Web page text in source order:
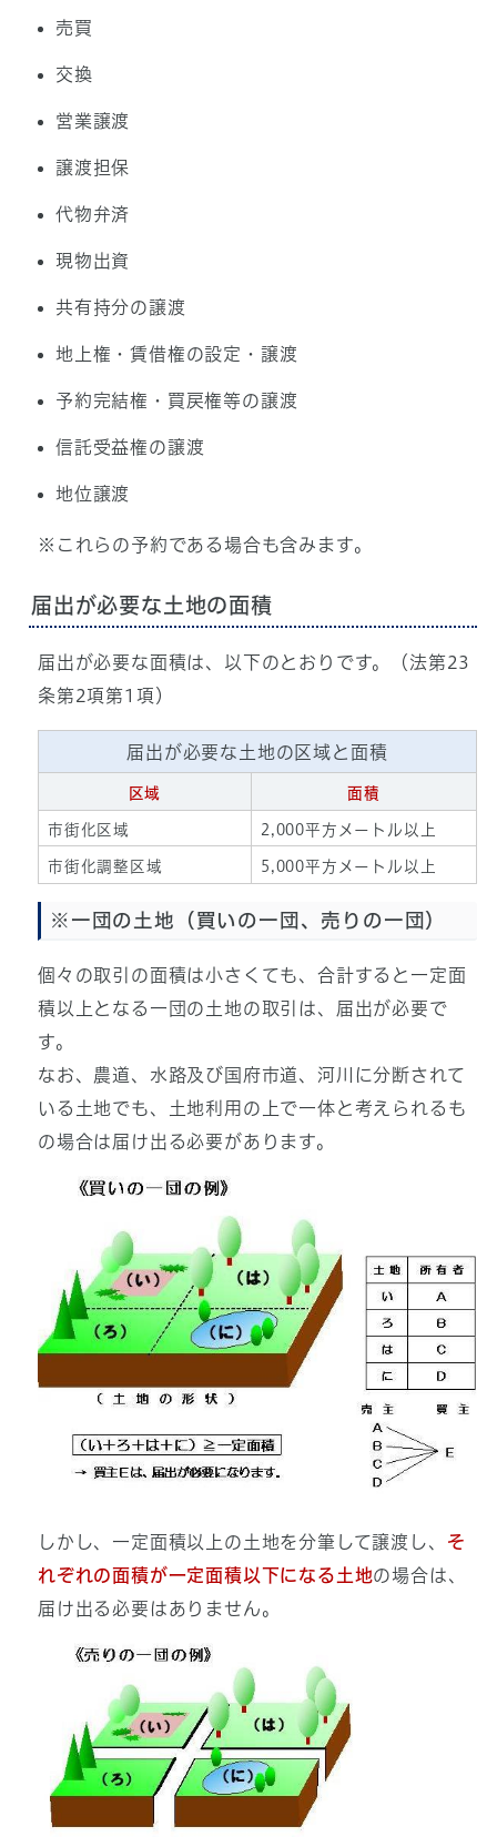
売買
交換
営業譲渡
譲渡担保
代物弁済
現物出資
共有持分の譲渡
地上権・賃借権の設定・譲渡
予約完結権・買戻権等の譲渡
信託受益権の譲渡
地位譲渡
※これらの予約である場合も含みます。
届出が必要な土地の面積
届出が必要な面積は、以下のとおりです。（法第23
条第2項第1項）
届出が必要な土地の区域と面積
区域 面積
市街化区域 2,000平方メートル以上
市街化調整区域 5,000平方メートル以上
※一団の土地（買いの一団、売りの一団）
個々の取引の面積は小さくても、合計すると一定面
積以上となる一団の土地の取引は、届出が必要で
す。
なお、農道、水路及び国府市道、河川に分断されて
いる土地でも、土地利用の上で一体と考えられるも
の場合は届け出る必要があります。
しかし、一定面積以上の土地を分筆して譲渡し、 そ
れぞれの面積が一定面積以下になる土地の場合は、
届け出る必要はありません。